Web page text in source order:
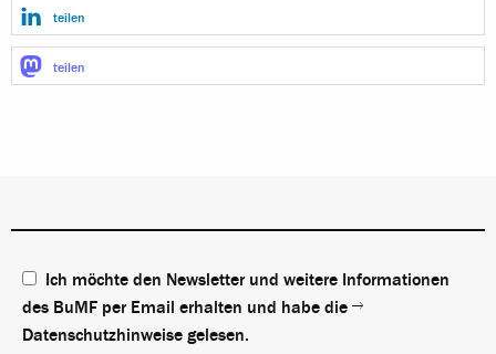
teilen
teilen
Ich möchte den Newsletter und weitere Informationen
des BuMF per Email erhalten und habe die
Datenschutzhinweise gelesen.